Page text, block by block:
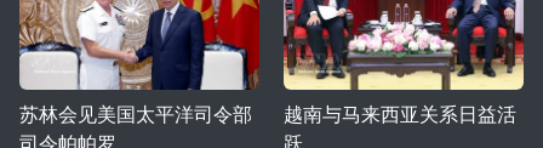
苏林会见美国太平洋司令部
司令帕帕罗
越南与马来西亚关系日益活
跃